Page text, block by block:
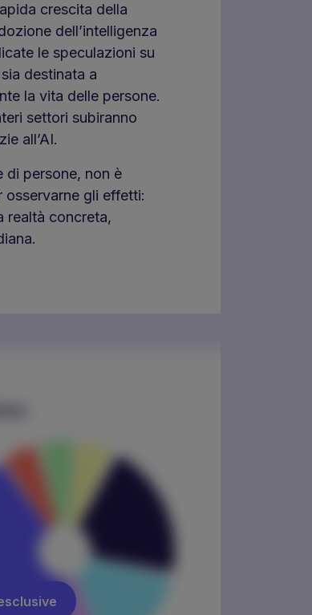
crescita della
dell’intelligenza
le speculazioni su
destinata a
la vita delle persone.
settori subiranno
all’AI.
di persone, non è
osservarne gli effetti:
realtà concreta,